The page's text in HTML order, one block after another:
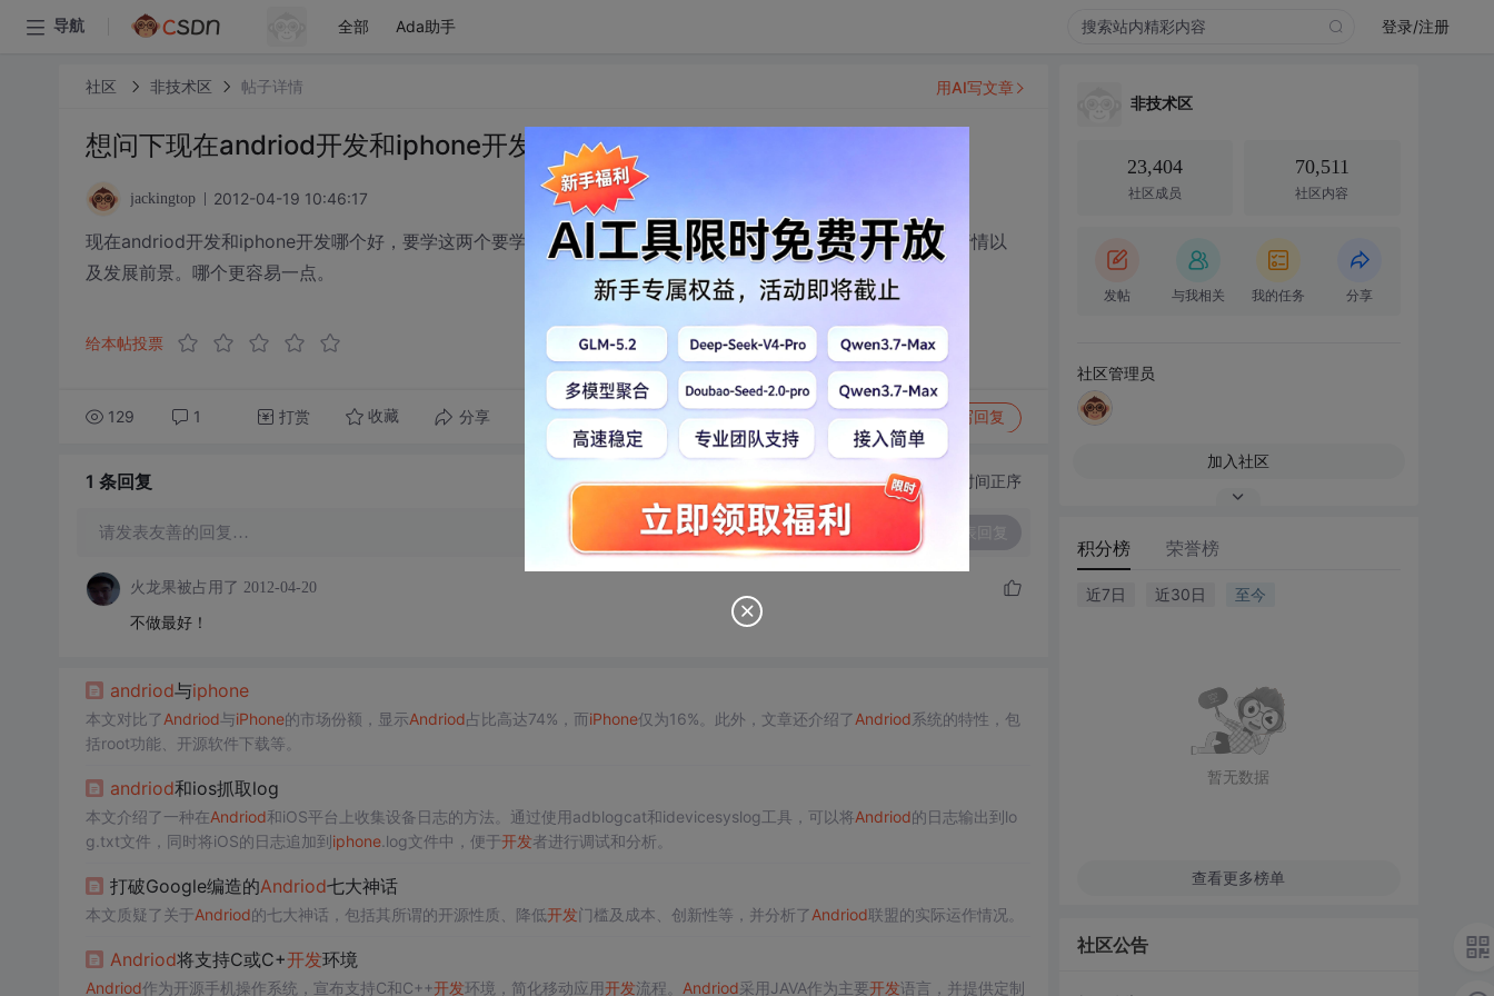
导航 全部 Ada助手 登录/注册
社区 非技术区 帖子详情
想问下现在andriod开发和iphone开发哪个好
jackingtop 2012-04-19 10:46:17
现在andriod开发和iphone开发哪个好，要学这两个要学哪些东西（最好具体一点），这两个现在在国内的就业行情以
及发展前景。哪个更容易一点。
给本帖投票
129 1 打赏 收藏 分享 转发到动态 举报 写回复
用AI写文章
1 条回复 切换为时间正序
请发表友善的回复…
火龙果被占用了 2012-04-20
不做最好！
andriod与iphone
本文对比了Andriod与iPhone的市场份额，显示Andriod占比高达74%，而iPhone仅为16%。此外，文章还介绍了Andriod系统的特性，包
括root功能、开源软件下载等。
andriod和ios抓取log
本文介绍了一种在Andriod和iOS平台上收集设备日志的方法。通过使用adblogcat和idevicesyslog工具，可以将Andriod的日志输出到lo
g.txt文件，同时将iOS的日志追加到iphone.log文件中，便于开发者进行调试和分析。
打破Google编造的Andriod七大神话
本文质疑了关于Andriod的七大神话，包括其所谓的开源性质、降低开发门槛及成本、创新性等，并分析了Andriod联盟的实际运作情况。
Andriod将支持C或C+开发环境
Andriod作为开源手机操作系统，宣布支持C和C++开发环境，简化移动应用开发流程。 Andriod采用JAVA作为主要开发语言，并提供定制
非技术区
23,404
社区成员
70,511
社区内容
发帖 与我相关 我的任务 分享
社区管理员
加入社区
积分榜 荣誉榜
近7日 近30日 至今
暂无数据
查看更多榜单
社区公告